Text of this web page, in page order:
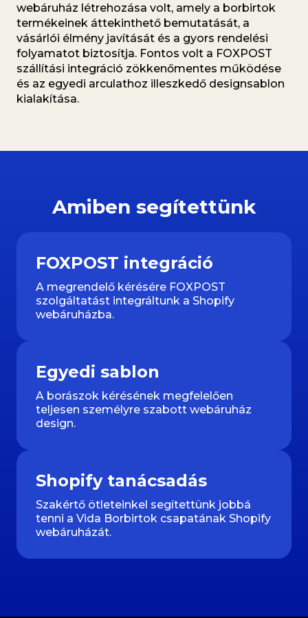
webáruház létrehozása volt, amely a borbirtok
termékeinek áttekinthető bemutatását, a
vásárlói élmény javítását és a gyors rendelési
folyamatot biztosítja. Fontos volt a FOXPOST
szállítási integráció zökkenőmentes működése
és az egyedi arculathoz illeszkedő designsablon
kialakítása.
Amiben segítettünk
FOXPOST integráció
A megrendelő kérésére FOXPOST
szolgáltatást integráltunk a Shopify
webáruházba.
Egyedi sablon
A borászok kérésének megfelelően
teljesen személyre szabott webáruház
design.
Shopify tanácsadás
Szakértő ötleteinkel segítettünk jobbá
tenni a Vida Borbirtok csapatának Shopify
webáruházát.